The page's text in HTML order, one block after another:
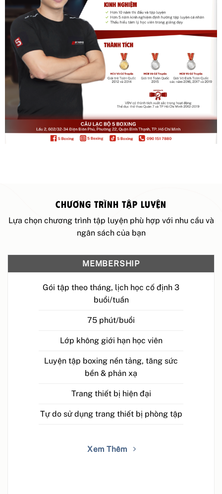
CHƯƠNG TRÌNH TẬP LUYỆN
Lựa chọn chương trình tập luyện phù hợp với nhu cầu và
ngân sách của bạn
MEMBERSHIP
Gói tập theo tháng, lịch học cố định 3
buổi/tuần
75 phút/buổi
Lớp không giới hạn học viên
Luyện tập boxing nền tảng, tăng sức
bền & phản xạ
Trang thiết bị hiện đại
Tự do sử dụng trang thiết bị phòng tập
Xem Thêm